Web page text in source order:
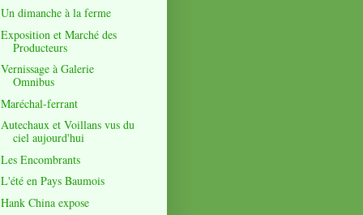
Un dimanche à la ferme
Exposition et Marché des
Producteurs
Vernissage à Galerie
Omnibus
Maréchal-ferrant
Autechaux et Voillans vus du
ciel aujourd'hui
Les Encombrants
L'été en Pays Baumois
Hank China expose